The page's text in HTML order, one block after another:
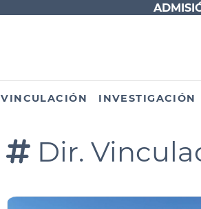
VINCULACIÓN INVESTIGACIÓN
Dir.